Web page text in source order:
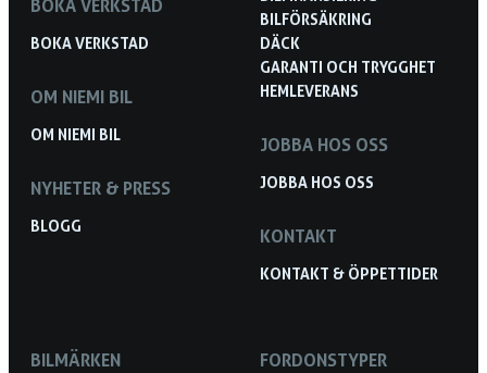
BOKA VERKSTAD
BOKA VERKSTAD
OM NIEMI BIL
OM NIEMI BIL
NYHETER & PRESS
BLOGG
BILFÖRSÄKRING
DÄCK
GARANTI OCH TRYGGHET
HEMLEVERANS
JOBBA HOS OSS
JOBBA HOS OSS
KONTAKT
KONTAKT & ÖPPETTIDER
BILMÄRKEN FORDONSTYPER